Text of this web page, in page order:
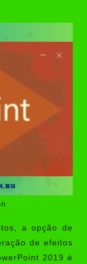
a opção de
de efeitos
2019 é